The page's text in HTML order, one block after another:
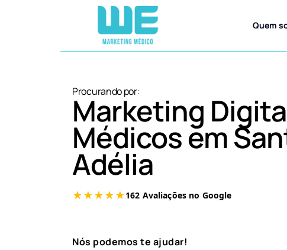
Quem
Procurando por:
Marketing
Médicos em
Adélia
Nós podemos te ajudar!